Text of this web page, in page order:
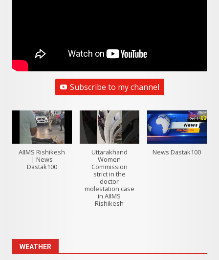
Subscribe to my channel
AIIMS Rishikesh
| News
Dastak100
Uttarakhand
Women
Commission
strict in the
doctor
molestation case
in AIIMS
Rishikesh
News Dastak100
WEATHER